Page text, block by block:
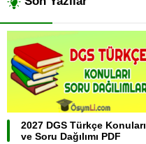
2027 DGS Türkçe Konuları
ve Soru Dağılımı PDF